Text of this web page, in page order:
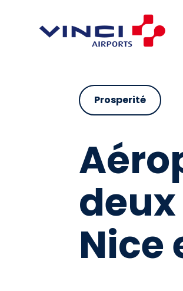
Prosperité
Nice